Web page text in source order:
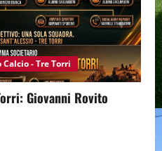
- Tre Torri
Giovanni Rovito